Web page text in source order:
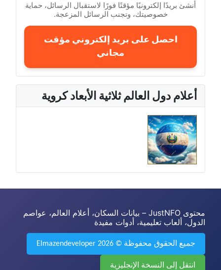
أنشئ بريدًا إلكترونيًا مؤقتًا فورًا لاستقبال الرسائل، حماية
خصوصيتك، وتجنب الرسائل المزعجة.
احصل على بريد إلكتروني مؤقت
مجاني
أعلام دول العالم ثلاثية الأبعاد كروية
محتوى JustNFO – بيانات السكان، أعلام العالم، عواصم
الدول، ألعاب تعليمية، أدوات مفيدة
جميع الحقوق محفوظة © 2026 Elmazendeveloper
انتقل إلى النسخة الإنجليزية